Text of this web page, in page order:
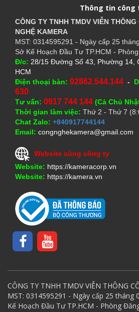
Thông tin công
CÔNG TY TNHH TMDV VIỄN THÔNG
NGHỆ KAMERA
MST: 0314595291 - Ngày cấp 25
Sở Kế Hoạch Đầu Tư TP.HCM -
Đ/c: 28/15 Đường Số 43, Phường 14,
HCM
Điện thoại bàn: 02862.544.144 -
630
Tư vấn: 0917 744 144 (Cả Chủ
Thời gian làm việc: Thứ 2 - Thứ 7
Chat Zalo: +840917744144
Email: congnghekamera@gmail.com
Website cùng công ty
Website: https://kameracorp.vn
Website: https://kamera.vn
CÔNG TY TNHH TMDV VIỄN THÔNG
MST: 0314595291 - Ngày cấp 25 tháng
Kế Hoạch Đầu Tư TP.HCM - Phòng